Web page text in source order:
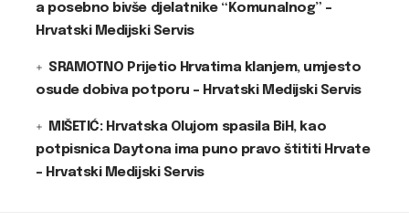
a posebno bivše djelatnike “Komunalnog” –
Hrvatski Medijski Servis
SRAMOTNO Prijetio Hrvatima klanjem, umjesto
osude dobiva potporu – Hrvatski Medijski Servis
MIŠETIĆ: Hrvatska Olujom spasila BiH, kao
potpisnica Daytona ima puno pravo štititi Hrvate
– Hrvatski Medijski Servis